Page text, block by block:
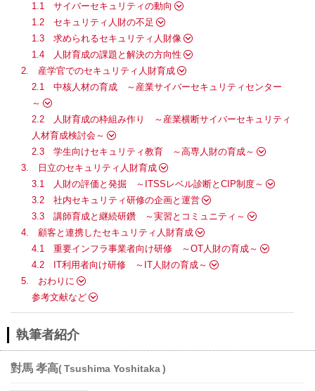
1.1 サイバーセキュリティの動向
1.2 セキュリティ人財の不足
1.3 求められるセキュリティ人財像
1.4 人財育成の課題と解決の方向性
2. 産学官でのセキュリティ人財育成
2.1 中核人材の育成 ～産業サイバーセキュリティセンター
～
2.2 人財育成の枠組み作り ～産業横断サイバーセキュリティ
人材育成検討会～
2.3 学生向けセキュリティ教育 ～高専人財の育成～
3. 日立のセキュリティ人財育成
3.1 人財の評価と発掘 ～ITSSレベル診断とCIP制度～
3.2 社内セキュリティ研修の企画と運営
3.3 講師育成と継続研鑽 ～実習とコミュニティ～
4. 顧客と連携したセキュリティ人財育成
4.1 重要インフラ事業者向け研修 ～OT人財の育成～
4.2 IT利用者向け研修 ～IT人財の育成～
5. おわりに
参考文献など
執筆者紹介
對馬 孝高 Tsushima Yoshitaka